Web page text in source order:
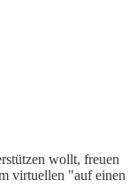
wollt, freuen
virtuellen "auf einen